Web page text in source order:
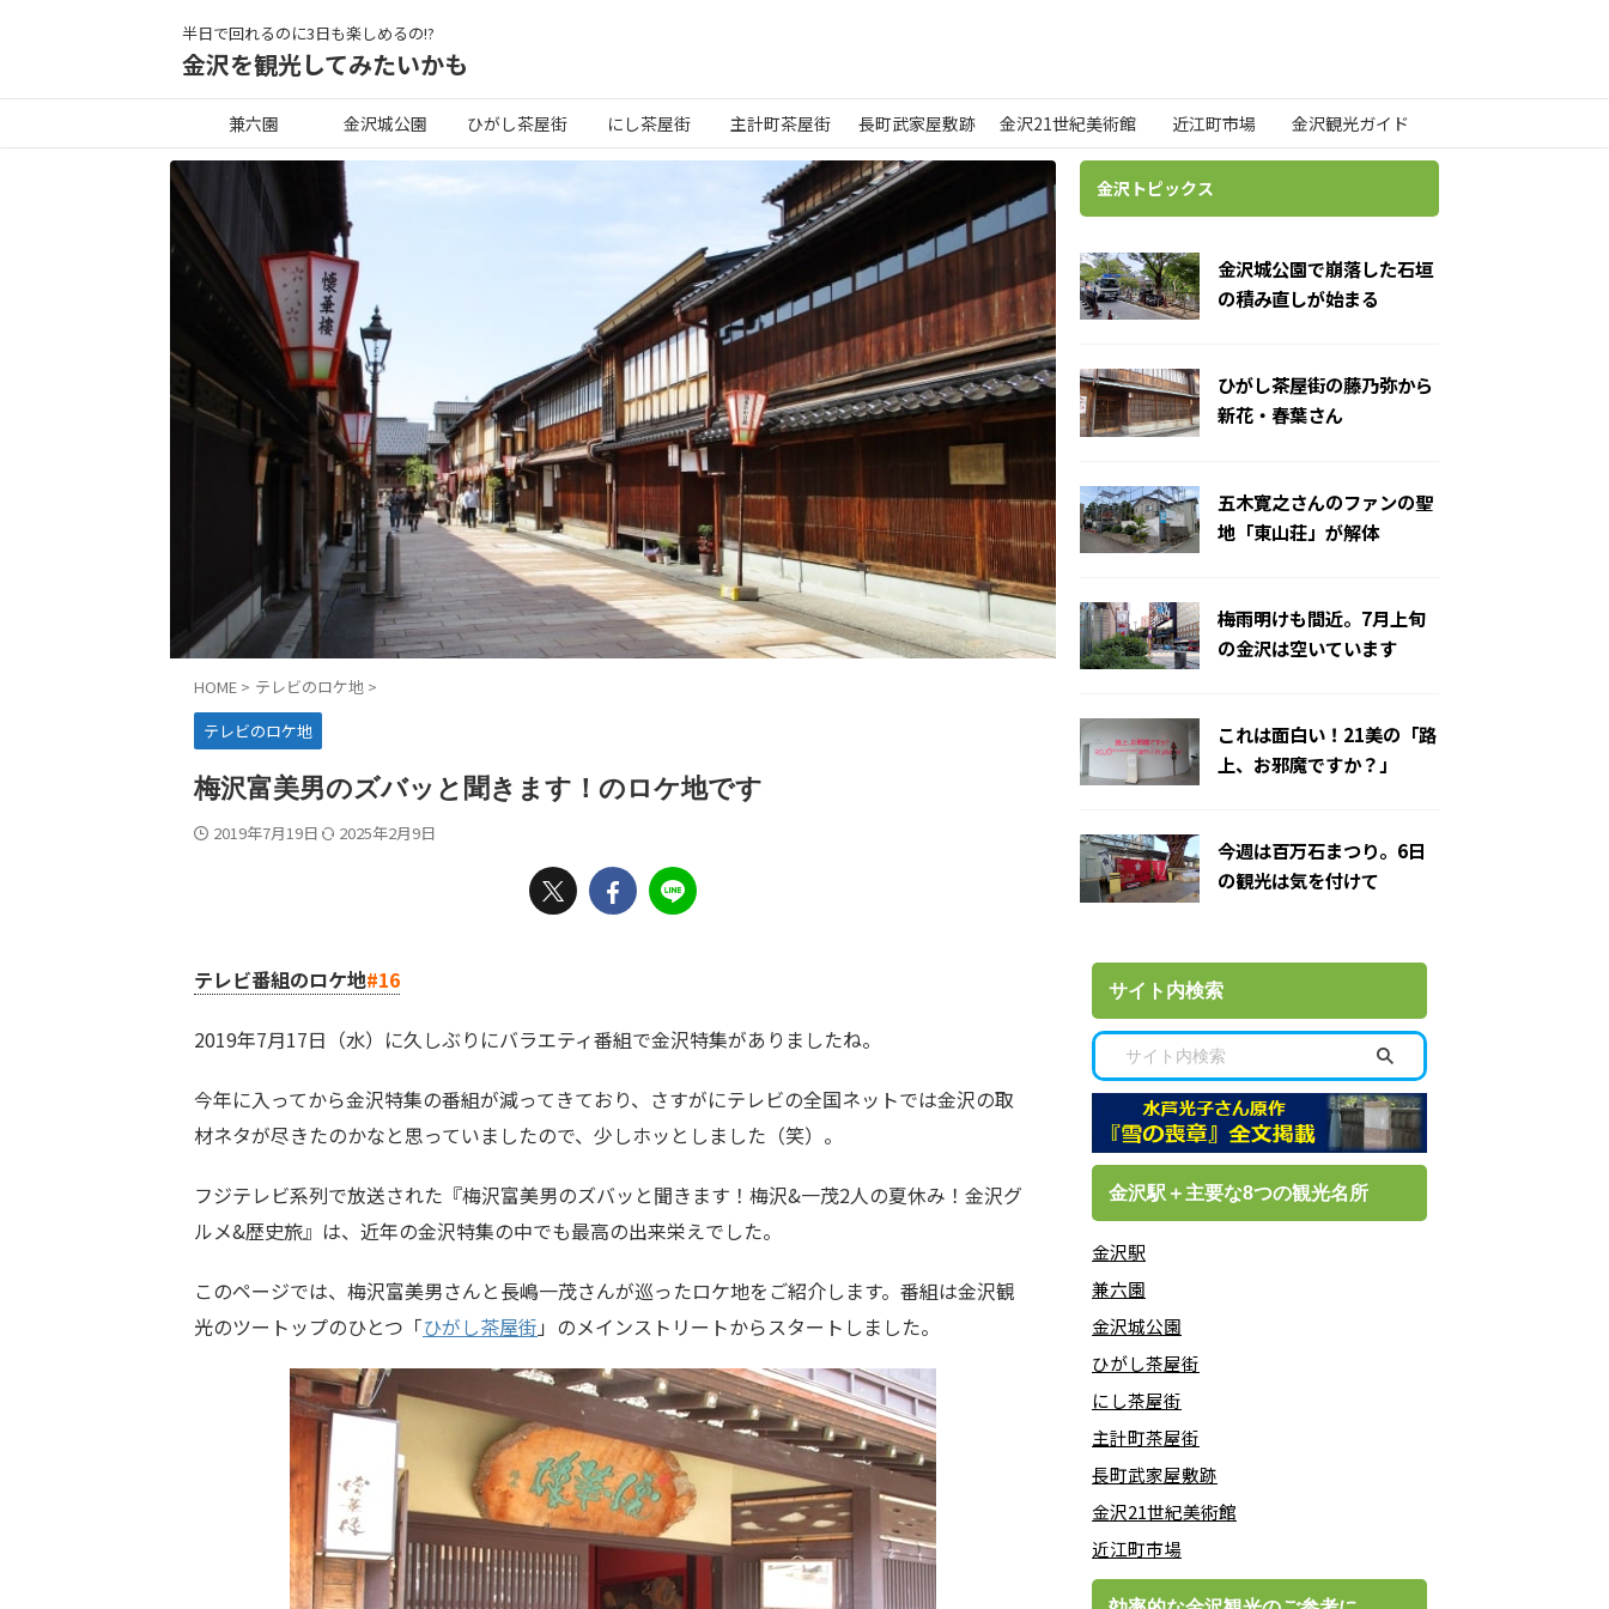
半日で回れるのに3日も楽しめるの!?
金沢を観光してみたいかも
兼六園 金沢城公園 ひがし茶屋街 にし茶屋街 主計町茶屋街 長町武家屋敷跡 金沢21世紀美術館 近江町市場 金沢観光ガイド
HOME > テレビのロケ地 >
テレビのロケ地
梅沢富美男のズバッと聞きます！のロケ地です
2019年7月19日 2025年2月9日
テレビ番組のロケ地#16
2019年7月17日（水）に久しぶりにバラエティ番組で金沢特集がありましたね。
今年に入ってから金沢特集の番組が減ってきており、さすがにテレビの全国ネットでは金沢の取
材ネタが尽きたのかなと思っていましたので、少しホッとしました（笑）。
フジテレビ系列で放送された『梅沢富美男のズバッと聞きます！梅沢&一茂2人の夏休み！金沢グ
ルメ&歴史旅』は、近年の金沢特集の中でも最高の出来栄えでした。
このページでは、梅沢富美男さんと長嶋一茂さんが巡ったロケ地をご紹介します。番組は金沢観
光のツートップのひとつ「ひがし茶屋街 」のメインストリートからスタートしました。
金沢トピックス
金沢城公園で崩落した石垣
の積み直しが始まる
ひがし茶屋街の藤乃弥から
新花・春葉さん
五木寛之さんのファンの聖
地「東山荘」が解体
梅雨明けも間近。7月上旬
の金沢は空いています
これは面白い！21美の「路
上、お邪魔ですか？」
今週は百万石まつり。6日
の観光は気を付けて
サイト内検索
金沢駅＋主要な8つの観光名所
金沢駅
兼六園
金沢城公園
ひがし茶屋街
にし茶屋街
主計町茶屋街
長町武家屋敷跡
金沢21世紀美術館
近江町市場